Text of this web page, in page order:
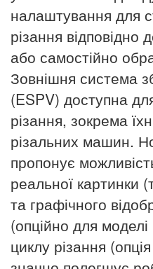
налаштування для
різання відповідно
або самостійно
Зовнішня система
(ESPV) доступна
різання, зокрема
різальних машин.
пропонує
реальної картинки
та графічного
(опційно для
циклу різання